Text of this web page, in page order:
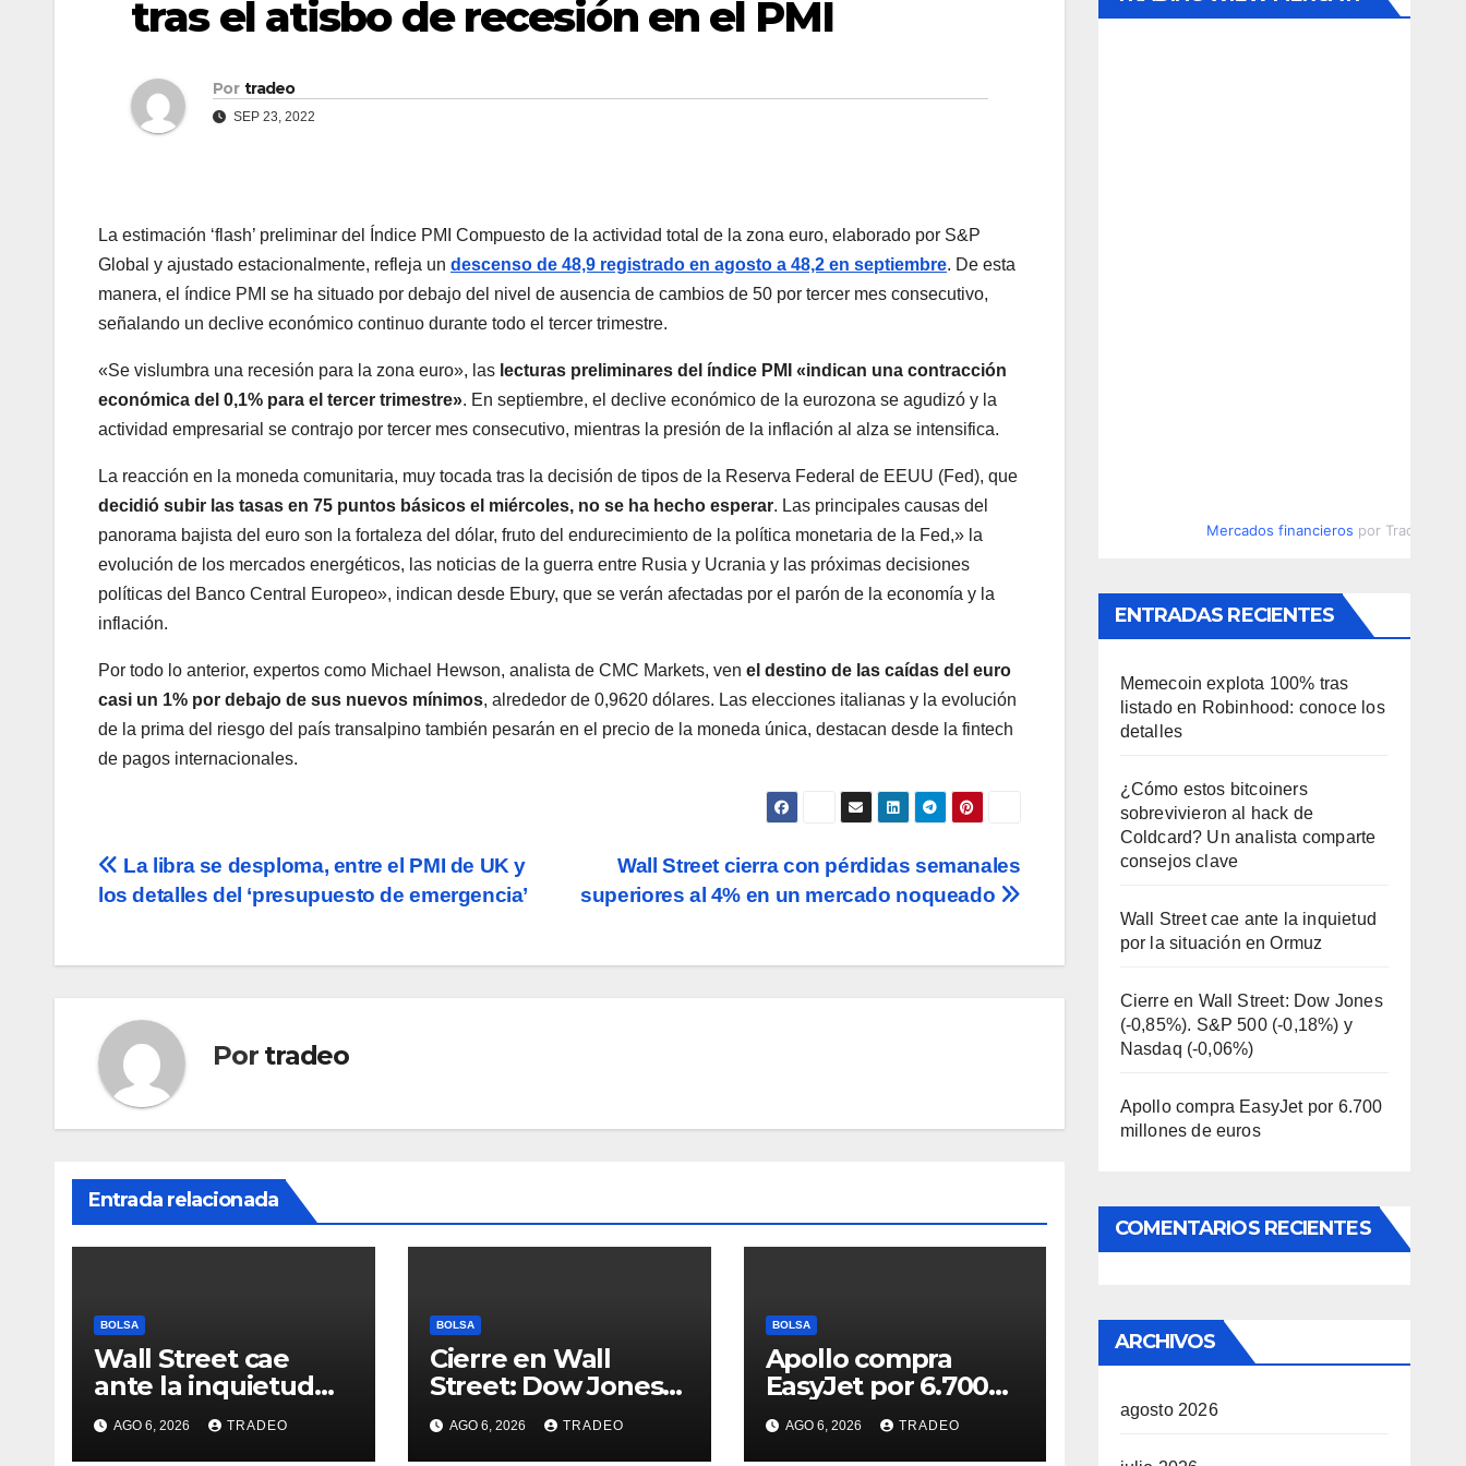
tras el atisbo de recesión en el PMI
Por tradeo
SEP 23, 2022
La estimación ‘flash’ preliminar del Índice PMI Compuesto de la actividad total de la zona euro, elaborado por S&P
Global y ajustado estacionalmente, refleja un descenso de 48,9 registrado en agosto a 48,2 en septiembre. De esta
manera, el índice PMI se ha situado por debajo del nivel de ausencia de cambios de 50 por tercer mes consecutivo,
señalando un declive económico continuo durante todo el tercer trimestre.
«Se vislumbra una recesión para la zona euro», las lecturas preliminares del índice PMI «indican una contracción
económica del 0,1% para el tercer trimestre». En septiembre, el declive económico de la eurozona se agudizó y la
actividad empresarial se contrajo por tercer mes consecutivo, mientras la presión de la inflación al alza se intensifica.
La reacción en la moneda comunitaria, muy tocada tras la decisión de tipos de la Reserva Federal de EEUU (Fed), que
decidió subir las tasas en 75 puntos básicos el miércoles, no se ha hecho esperar. Las principales causas del
panorama bajista del euro son la fortaleza del dólar, fruto del endurecimiento de la política monetaria de la Fed,» la
evolución de los mercados energéticos, las noticias de la guerra entre Rusia y Ucrania y las próximas decisiones
políticas del Banco Central Europeo», indican desde Ebury, que se verán afectadas por el parón de la economía y la
inflación.
Por todo lo anterior, expertos como Michael Hewson, analista de CMC Markets, ven el destino de las caídas del euro
casi un 1% por debajo de sus nuevos mínimos, alrededor de 0,9620 dólares. Las elecciones italianas y la evolución
de la prima del riesgo del país transalpino también pesarán en el precio de la moneda única, destacan desde la fintech
de pagos internacionales.
Navegación
entradas
Wall Street cierra con pérdidas semanales
superiores al 4% en un mercado noqueado
La libra se desploma, entre el PMI de UK y
los detalles del ‘presupuesto de emergencia’
Por tradeo
Entrada relacionada
BOLSA
Wall Street cae
ante la inquietud
por la situación en
Ormuz
AGO 6, 2026 TRADEO
BOLSA
Cierre en Wall
Street: Dow Jones
(-0,85%). S&P 500
(-0,18%) y Nasdaq
AGO 6, 2026 TRADEO
BOLSA
Apollo compra
EasyJet por 6.700
millones de euros
AGO 6, 2026 TRADEO
Mercados financieros por
ENTRADAS RECIENTES
Memecoin explota 100% tras
listado en Robinhood: conoce los
detalles
¿Cómo estos bitcoiners
sobrevivieron al hack de
Coldcard? Un analista comparte
consejos clave
Wall Street cae ante la inquietud
por la situación en Ormuz
Cierre en Wall Street: Dow Jones
(-0,85%). S&P 500 (-0,18%) y
Nasdaq (-0,06%)
Apollo compra EasyJet por 6.700
millones de euros
COMENTARIOS RECIENTES
ARCHIVOS
agosto 2026